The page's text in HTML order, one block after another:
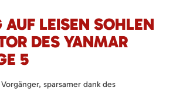
AUF LEISEN SOHLEN
DES YANMAR
5
sparsamer dank des